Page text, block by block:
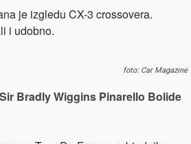
je izgledu CX-3 crossovera.
i udobno.
foto: Car Magazine
Bradly Wiggins Pinarello Bolide